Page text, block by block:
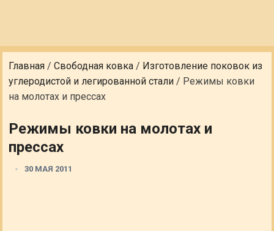
Главная /Свободная ковка / Изготовление поковок из
углеродистой и легированной стали / Режимы ковки
на молотах и прессах
Режимы ковки на молотах и
прессах
30 МАЯ 2011